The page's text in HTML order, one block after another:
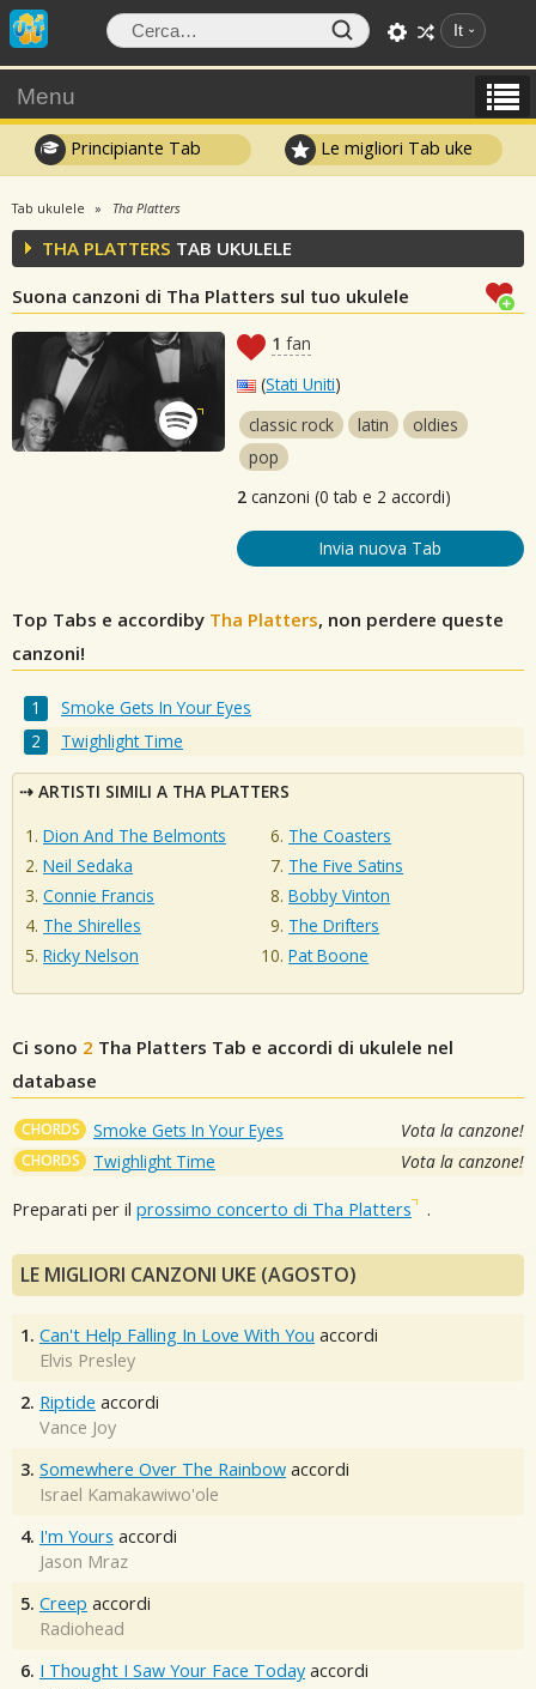
It
Menu
Principiante Tab Le migliori Tab uke
Tab ukulele Tha Platters
THA PLATTERS TAB UKULELE
Suona canzoni di Tha Platters sul tuo ukulele
1 fan
(Stati Uniti)
classic rock
latin
oldies
pop
2 canzoni (0 tab e 2 accordi)
Invia nuova Tab
Top Tabs e accordiby Tha Platters, non perdere queste
canzoni!
Smoke Gets In Your Eyes
Twighlight Time
ARTISTI SIMILI A THA PLATTERS
Dion And The Belmonts
Neil Sedaka
Connie Francis
The Shirelles
Ricky Nelson
The Coasters
The Five Satins
Bobby Vinton
The Drifters
Pat Boone
Ci sono 2 Tha Platters Tab e accordi di ukulele nel
database
CHORDS Smoke Gets In Your Eyes Vota la canzone!
CHORDS Twighlight Time Vota la canzone!
Preparati per il prossimo concerto di Tha Platters .
LE MIGLIORI CANZONI UKE (AGOSTO)
1. Can't Help Falling In Love With You accordi
Elvis Presley
2. Riptide accordi
Vance Joy
3. Somewhere Over The Rainbow accordi
Israel Kamakawiwo'ole
4. I'm Yours accordi
Jason Mraz
5. Creep accordi
Radiohead
6. I Thought I Saw Your Face Today accordi